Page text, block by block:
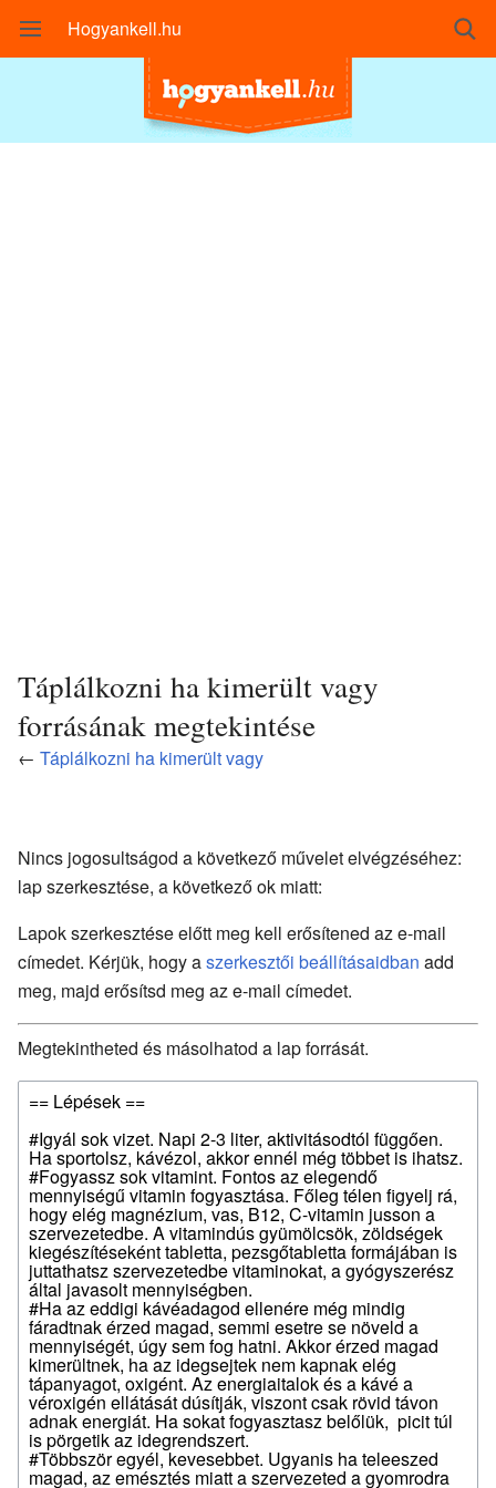
Hogyankell.hu
Táplálkozni ha kimerült vagy
forrásának megtekintése
← Táplálkozni ha kimerült vagy
Nincs jogosultságod a következő művelet elvégzéséhez:
lap szerkesztése, a következő ok miatt:
Lapok szerkesztése előtt meg kell erősítened az e-mail
címedet. Kérjük, hogy aszerkesztői beállításaidban add
meg, majd erősítsd meg az e-mail címedet.
Megtekintheted és másolhatod a lap forrását.